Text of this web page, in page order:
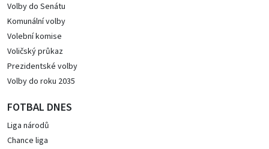
Volby do Senátu
Komunální volby
Volební komise
Voličský průkaz
Prezidentské volby
Volby do roku 2035
FOTBAL DNES
Liga národů
Chance liga